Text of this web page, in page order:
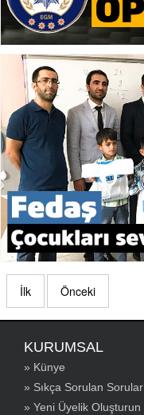
İlk Önceki
KURUMSAL
» Künye
» Sıkça Sorulan Sorular
» Yeni Üyelik Oluşturun